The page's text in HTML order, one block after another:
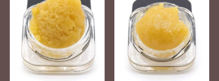
prodotto
ha
più
varianti.
Le
opzioni
prodotto
ha
più
varianti.
Le
opzioni